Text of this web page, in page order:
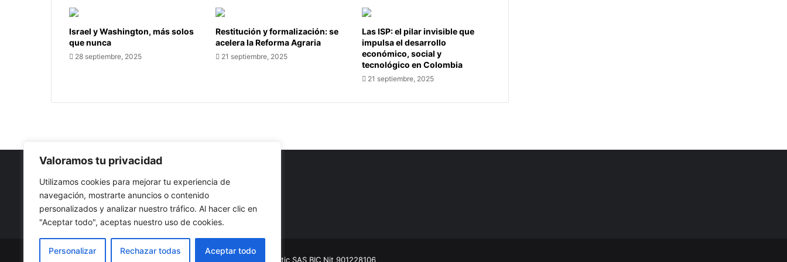
Valoramos tu privacidad
Utilizamos cookies para mejorar tu experiencia de
navegación, mostrarte anuncios o contenido
personalizados y analizar nuestro tráfico. Al hacer clic en
"Aceptar todo", aceptas nuestro uso de cookies.
Personalizar Rechazar todas Aceptar todo
Israel y Washington, más solos
que nunca
28 septiembre, 2025
Restitución y formalización: se
acelera la Reforma Agraria
21 septiembre, 2025
Las ISP: el pilar invisible que
impulsa el desarrollo
económico, social y
tecnológico en Colombia
21 septiembre, 2025
Nuestro propósito: Compartir opinión, actualidad y noticias
con la mejor calidad y sin censura.
Comunitic SAS BIC Nit 901228106